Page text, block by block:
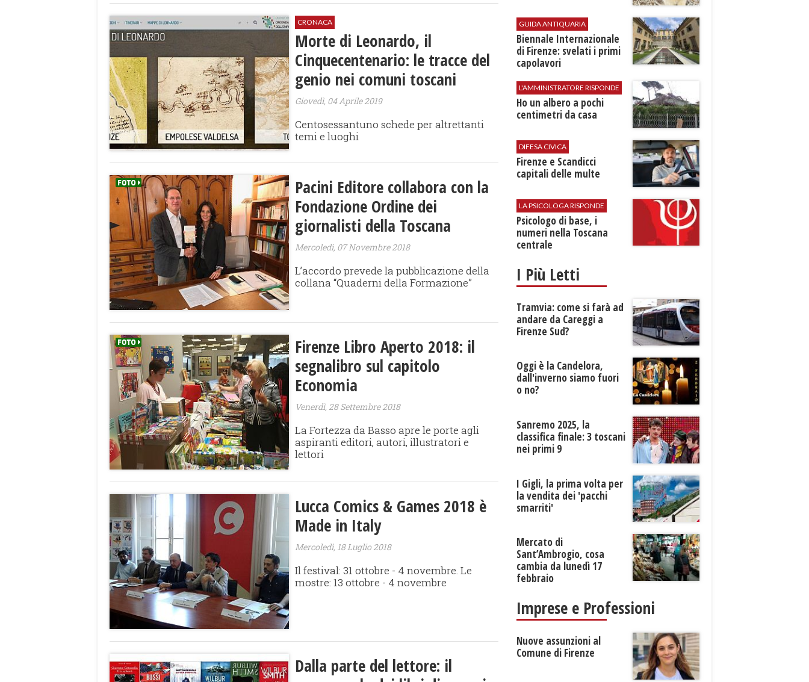
CRONACA
Morte di Leonardo, il
Cinquecentenario: le tracce del
genio nei comuni toscani
Giovedì, 04 Aprile 2019
Centosessantuno schede per altrettanti
temi e luoghi
Pacini Editore collabora con la
Fondazione Ordine dei
giornalisti della Toscana
Mercoledì, 07 Novembre 2018
L’accordo prevede la pubblicazione della
collana “Quaderni della Formazione”
Firenze Libro Aperto 2018: il
segnalibro sul capitolo
Economia
Venerdì, 28 Settembre 2018
La Fortezza da Basso apre le porte agli
aspiranti editori, autori, illustratori e
lettori
Lucca Comics & Games 2018 è
Made in Italy
Mercoledì, 18 Luglio 2018
Il festival: 31 ottobre - 4 novembre. Le
mostre: 13 ottobre - 4 novembre
Dalla parte del lettore: il
GUIDA ANTIQUARIA
Biennale Internazionale
di Firenze: svelati i primi
capolavori
L'AMMINISTRATORE RISPONDE
Ho un albero a pochi
centimetri da casa
DIFESA CIVICA
Firenze e Scandicci
capitali delle multe
LA PSICOLOGA RISPONDE
Psicologo di base, i
numeri nella Toscana
centrale
I Più Letti
Tramvia: come si farà ad
andare da Careggi a
Firenze Sud?
Oggi è la Candelora,
dall'inverno siamo fuori
o no?
Sanremo 2025, la
classifica finale: 3 toscani
nei primi 9
I Gigli, la prima volta per
la vendita dei 'pacchi
smarriti'
Mercato di
Sant’Ambrogio, cosa
cambia da lunedì 17
febbraio
Imprese e Professioni
Nuove assunzioni al
Comune di Firenze